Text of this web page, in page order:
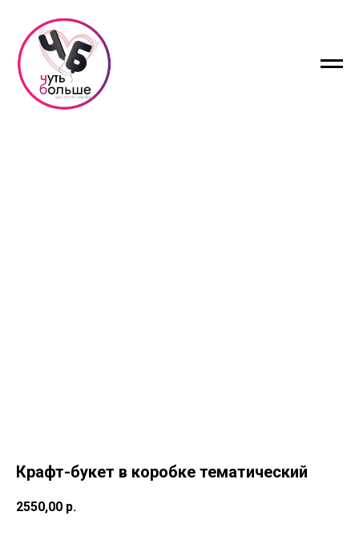
Крафт-букет в коробке тематический
2550,00 р.